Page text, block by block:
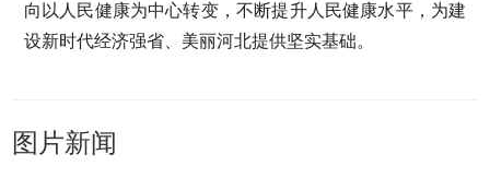
向以人民健康为中心转变，不断提升人民健康水平，为建
设新时代经济强省、美丽河北提供坚实基础。
图片新闻